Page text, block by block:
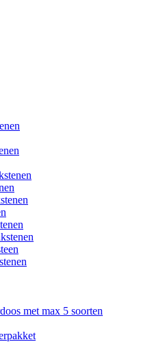
met max 5 soorten